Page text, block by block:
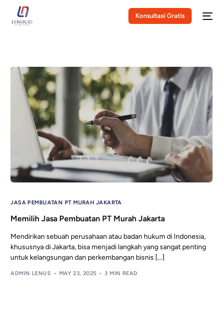
Konsultasi Gratis
JASA PEMBUATAN PT MURAH JAKARTA
Memilih Jasa Pembuatan PT Murah Jakarta
Mendirikan sebuah perusahaan atau badan hukum di Indonesia,
khususnya di Jakarta, bisa menjadi langkah yang sangat penting
untuk kelangsungan dan perkembangan bisnis […]
ADMIN LENUS MAY 23, 2025 3 MIN READ